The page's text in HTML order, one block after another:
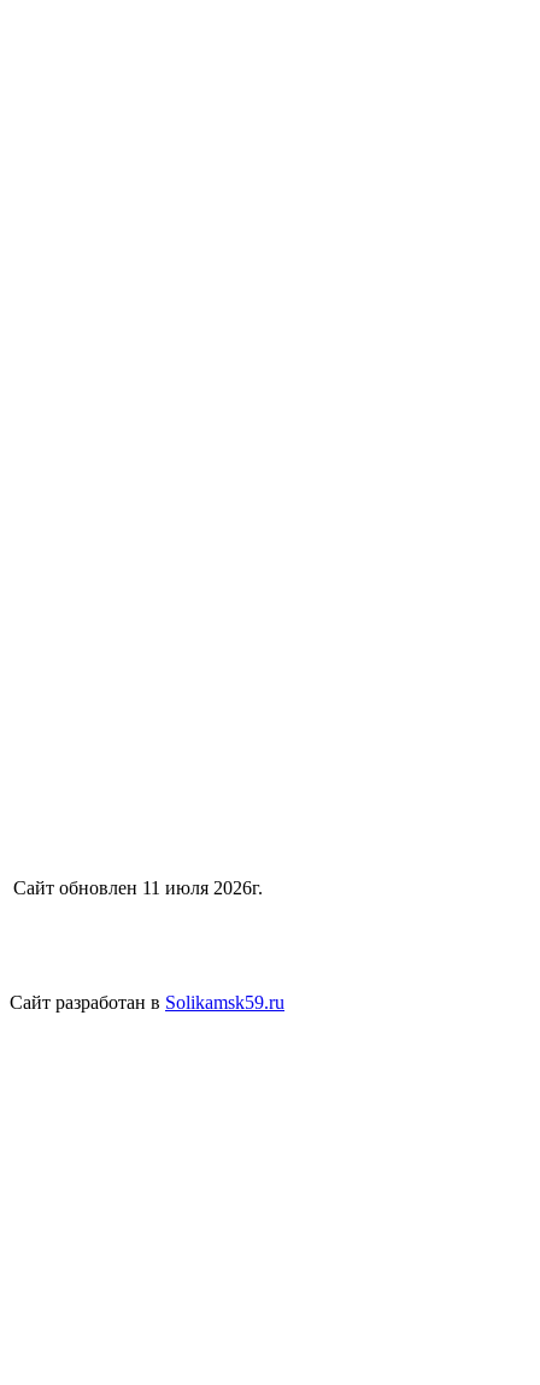
Сайт обновлен 11 июля 2026г.
Сайт разработан в Solikamsk59.ru